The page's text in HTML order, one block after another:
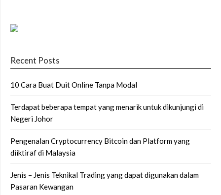
Recent Posts
10 Cara Buat Duit Online Tanpa Modal
Terdapat beberapa tempat yang menarik untuk dikunjungi di
Negeri Johor
Pengenalan Cryptocurrency Bitcoin dan Platform yang
diiktiraf di Malaysia
Jenis – Jenis Teknikal Trading yang dapat digunakan dalam
Pasaran Kewangan